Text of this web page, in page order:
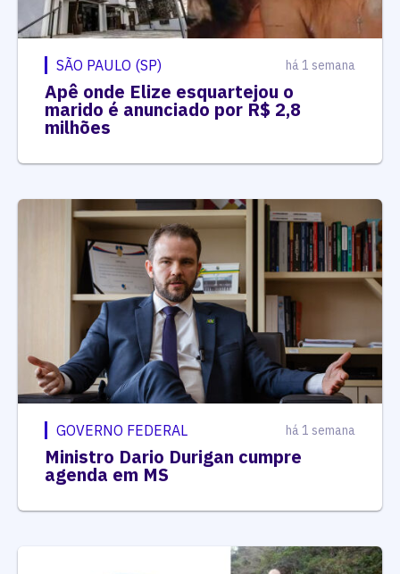
SÃO PAULO (SP) há 1 semana
Apê onde Elize esquartejou o
marido é anunciado por R$ 2,8
milhões
GOVERNO FEDERAL há 1 semana
Ministro Dario Durigan cumpre
agenda em MS